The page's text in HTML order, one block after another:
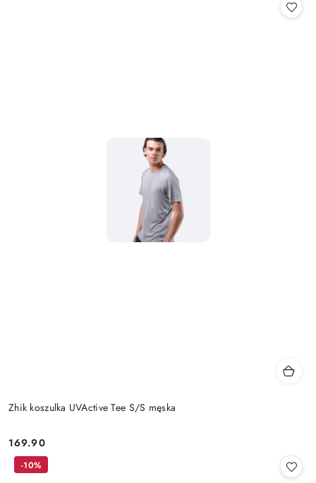
Zhik koszulka UVActive Tee S/S męska
Cena:
169.90
-10%